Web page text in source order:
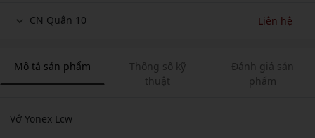
CN Quận 10 Liên hệ
Mô tả sản phẩm
Thông số kỹ
thuật
Đánh giá sản
phẩm
Vớ Yonex Lcw